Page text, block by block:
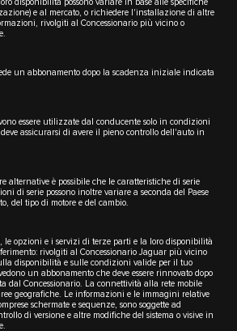
disponibilità possono variare in base alle specifiche
e al mercato, o richiedere l'installazione di altre
rivolgiti al Concessionario più vicino o
un abbonamento dopo la scadenza iniziale indicata
essere utilizzate dal conducente solo in condizioni
assicurarsi di avere il pieno controllo dell'auto in
alternative è possibile che le caratteristiche di serie
di serie possono inoltre variare a seconda del Paese
del tipo di motore e del cambio.
le opzioni e i servizi di terze parti e la loro disponibilità
rivolgiti al Concessionario Jaguar più vicino
disponibilità e sulle condizioni valide per il tuo
un abbonamento che deve essere rinnovato dopo
dal Concessionario. La connettività alla rete mobile
geografiche. Le informazioni e le immagini relative
schermate e sequenze, sono soggette ad
di versione e altre modifiche del sistema o visive in